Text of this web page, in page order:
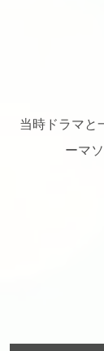
当時ドラマと
ーマ